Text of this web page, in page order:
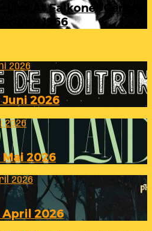
Live At Falkoner Centre
1966
2026
2026
2026
2026
2026